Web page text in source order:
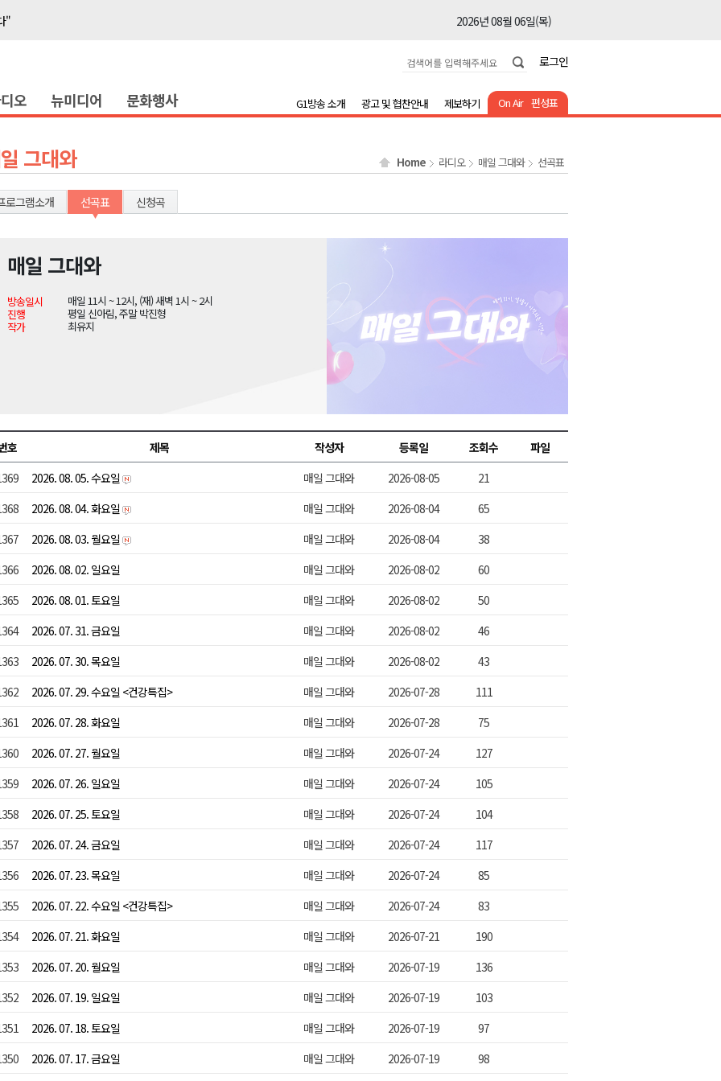
"
2026년 08월 06일(목)
2026년 08월 06일(목)
2026년 08월 06일(목)
련 돌입
라이트쇼'
2026년 08월 06일(목)
불..인명피해 없어
무더위 지속
공급
2026년 08월 06일(목)
효과 212억 원
2026년 08월 06일(목)
2026년 08월 06일(목)
라이트쇼'
2026년 08월 06일(목)
불..인명피해 없어
2026년 08월 06일(목)
"
2026년 08월 06일(목)
로그인
오 뉴미디어 문화행사 On Air 편성표
G1방송 소개 광고 및 협찬안내 제보하기
그대와 Home 라디오 매일 그대와 선곡표
로그램소개 선곡표 신청곡
매일 그대와
방송일시
매일 11시 ~ 12시, (재) 새벽 1시 ~ 2시
진행
평일 신아림, 주말 박진형
작가
최유지
호 제목 작성자 등록일 조회수
파일
2026. 08. 05. 수요일 매일 그대와 2026-08-05
21
2026. 08. 04. 화요일 매일 그대와 2026-08-04
65
2026. 08. 03. 월요일 매일 그대와 2026-08-04
38
2026. 08. 02. 일요일 매일 그대와 2026-08-02
60
2026. 08. 01. 토요일 매일 그대와 2026-08-02
50
2026. 07. 31. 금요일 매일 그대와 2026-08-02
46
2026. 07. 30. 목요일 매일 그대와 2026-08-02
43
2026. 07. 29. 수요일 <건강특집> 매일 그대와 2026-07-28
111
2026. 07. 28. 화요일 매일 그대와 2026-07-28
75
2026. 07. 27. 월요일 매일 그대와 2026-07-24
127
2026. 07. 26. 일요일 매일 그대와 2026-07-24
105
2026. 07. 25. 토요일 매일 그대와 2026-07-24
104
2026. 07. 24. 금요일 매일 그대와 2026-07-24
117
2026. 07. 23. 목요일 매일 그대와 2026-07-24
85
2026. 07. 22. 수요일 <건강특집> 매일 그대와 2026-07-24
83
2026. 07. 21. 화요일 매일 그대와 2026-07-21
190
2026. 07. 20. 월요일 매일 그대와 2026-07-19
136
2026. 07. 19. 일요일 매일 그대와 2026-07-19
103
2026. 07. 18. 토요일 매일 그대와 2026-07-19
97
2026. 07. 17. 금요일 매일 그대와 2026-07-19 98